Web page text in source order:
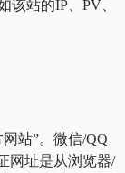
该站的IP、PV、
站”。微信/QQ
网址是从浏览器/